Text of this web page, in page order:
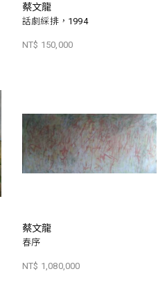
蔡文龍
話劇綵排，1994
NT$ 150,000
蔡文龍
春序
NT$ 1,080,000